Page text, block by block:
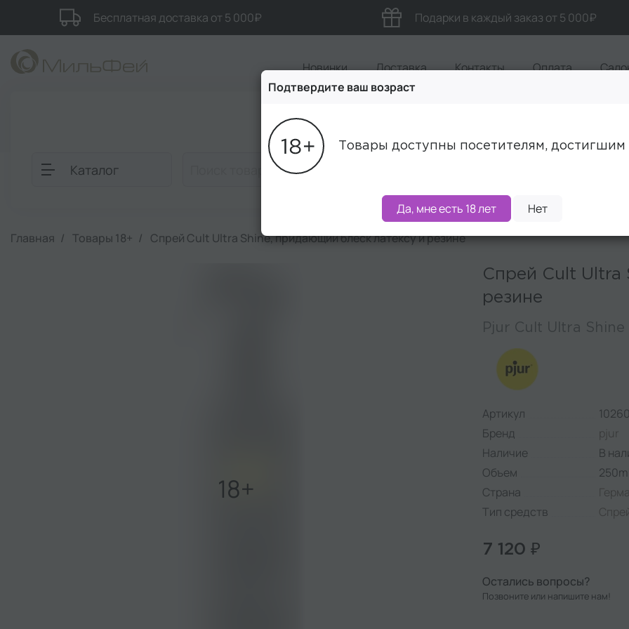
Бесплатная доставка от 5 000₽ Подарки в каждый заказ от 5 000₽
Новинки Доставка Контакты Оплата
Блог
Каталог
Главная Товары 18+ Спрей Cult Ultra Shine, придающий блеск латексу и резине
Спрей Cult Ultra
резине
Pjur Cult Ultra Shine
Артикул
10260
Бренд
pjur
Наличие
В
Объем
250ml
Страна
Тип средств
7 120 ₽
Остались вопросы?
Позвоните или напишите нам!
Подтвердите ваш возраст
Товары доступны посетителям, достигшим
Да, мне есть 18 лет Нет